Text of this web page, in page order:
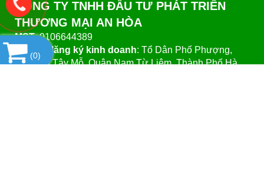
CÔNG TY TNHH ĐẦU TƯ PHÁT TRIỂN
THƯƠNG MẠI AN HÒA
MST: 0106644389
Địa chỉ đăng ký kinh doanh: Tổ Dân Phố Phượng,
Phường Tây Mỗ, Quận Nam Từ Liêm, Thành Phố Hà
(0)